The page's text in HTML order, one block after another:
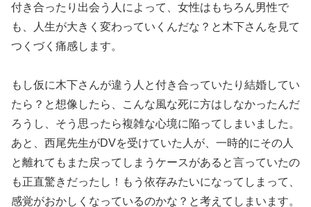
付き合ったり出会う人によって、女性はもちろん男性で
も、人生が大きく変わっていくんだな？と木下さんを見て
つくづく痛感します。
もし仮に木下さんが違う人と付き合っていたり結婚してい
たら？と想像したら、こんな風な死に方はしなかったんだ
ろうし、そう思ったら複雑な心境に陥ってしまいました。
あと、西尾先生がDVを受けていた人が、一時的にその人
と離れてもまた戻ってしまうケースがあると言っていたの
も正直驚きだったし！もう依存みたいになってしまって、
感覚がおかしくなっているのかな？と考えてしまいます。